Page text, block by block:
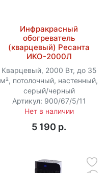
Инфракрасный
обогреватель
(кварцевый) Ресанта
ИКО-2000Л
Кварцевый, 2000 Вт, до 35
м², потолочный, настенный,
серый/черный
Артикул: 900/67/5/11
Нет в наличии
5 190 p.